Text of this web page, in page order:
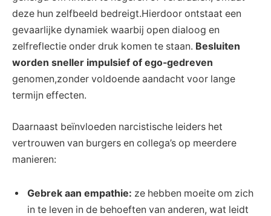
deze hun zelfbeeld bedreigt.Hierdoor ontstaat een
gevaarlijke dynamiek waarbij open dialoog en
zelfreflectie onder druk komen te staan. Besluiten
worden sneller impulsief of ego-gedreven
genomen,zonder voldoende aandacht voor lange
termijn effecten.
Daarnaast beïnvloeden narcistische leiders het
vertrouwen van burgers en collega’s op meerdere
manieren:
Gebrek aan empathie: ze hebben moeite om zich
in te leven in de behoeften van anderen, wat leidt